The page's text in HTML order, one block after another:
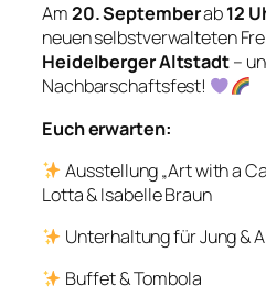
Am20. Septemberab12
neuen selbstverwalteten
Heidelberger Altstadt–
Nachbarschaftsfest!
Euch erwarten:
Ausstellung „Art with a
Lotta & Isabelle Braun
Unterhaltung für Jung &
Buffet & Tombola